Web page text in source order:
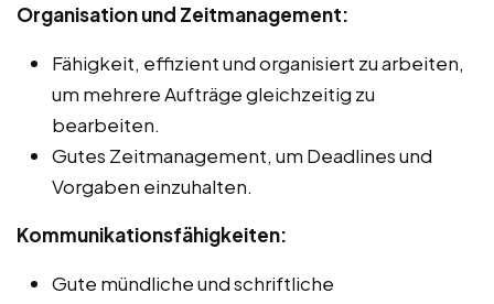
Organisation und Zeitmanagement:
Fähigkeit, effizient und organisiert zu arbeiten,
um mehrere Aufträge gleichzeitig zu
bearbeiten.
Gutes Zeitmanagement, um Deadlines und
Vorgaben einzuhalten.
Kommunikationsfähigkeiten:
Gute mündliche und schriftliche